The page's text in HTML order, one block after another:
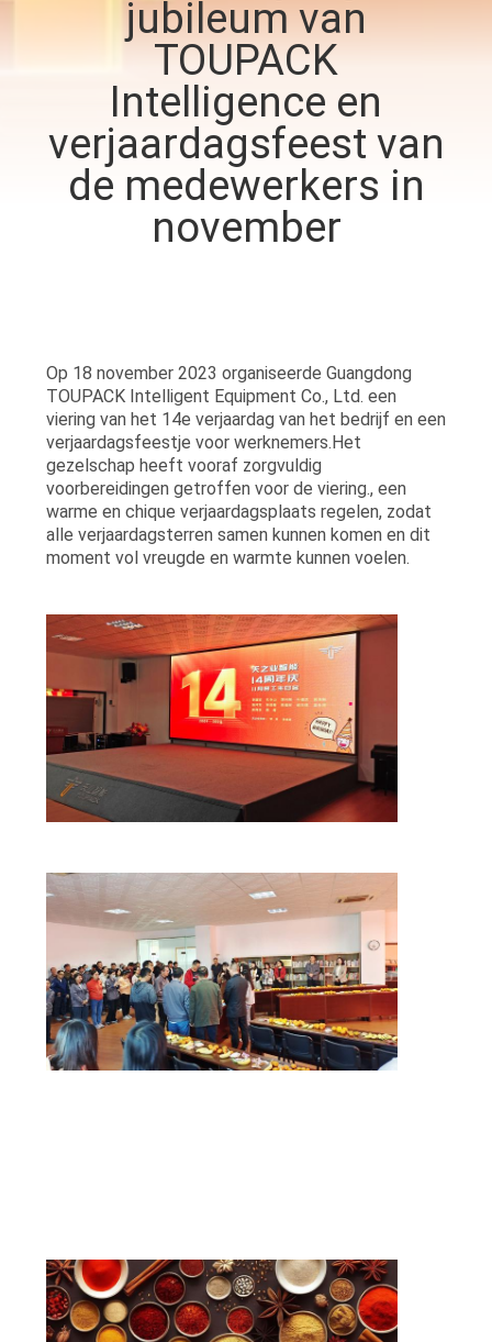
KWALITEITSCONTROLE
NEEM
CONTACT
GEVALLEN
VRAAG
EEN
OFFERTE
SITEMAP
PRIVACYBELEID
jubileum van
TOUPACK
Intelligence en
verjaardagsfeest van
de medewerkers in
november
Op 18 november 2023 organiseerde Guangdong
TOUPACK Intelligent Equipment Co., Ltd. een
viering van het 14e verjaardag van het bedrijf en een
verjaardagsfeestje voor werknemers.Het
gezelschap heeft vooraf zorgvuldig
voorbereidingen getroffen voor de viering., een
warme en chique verjaardagsplaats regelen, zodat
alle verjaardagsterren samen kunnen komen en dit
moment vol vreugde en warmte kunnen voelen.